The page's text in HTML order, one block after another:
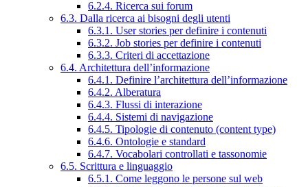
6.2.4. Ricerca sui forum
6.3. Dalla ricerca ai bisogni degli utenti
6.3.1. User stories per definire i contenuti
6.3.2. Job stories per definire i contenuti
6.3.3. Criteri di accettazione
6.4. Architettura dell’informazione
6.4.1. Definire l’architettura dell’informazione
6.4.2. Alberatura
6.4.3. Flussi di interazione
6.4.4. Sistemi di navigazione
6.4.5. Tipologie di contenuto (content type)
6.4.6. Ontologie e standard
6.4.7. Vocabolari controllati e tassonomie
6.5. Scrittura e linguaggio
6.5.1. Come leggono le persone sul web